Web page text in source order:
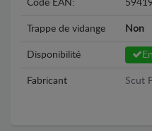
Code EAN:
Trappe de vidange Non
Disponibilité
Fabricant Scut